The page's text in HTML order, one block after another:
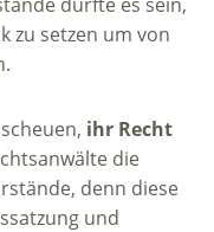
zu setzen um von
ihr Recht
die
denn diese
und